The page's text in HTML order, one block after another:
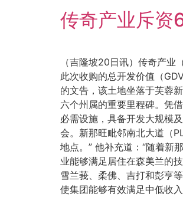
传奇产业斥资
（吉隆坡20日讯）传奇产
此次收购的总开发价值（
的文告，该土地坐落于芙蓉
六个州属的重要里程碑。凭
必需设施，具备开发大规模
会。新那旺毗邻南北大道（
地点。” 他补充道：“随着新
业能够满足居住在森美兰的
雪兰莪、柔佛、吉打和彭亨
使集团能够有效满足中低收